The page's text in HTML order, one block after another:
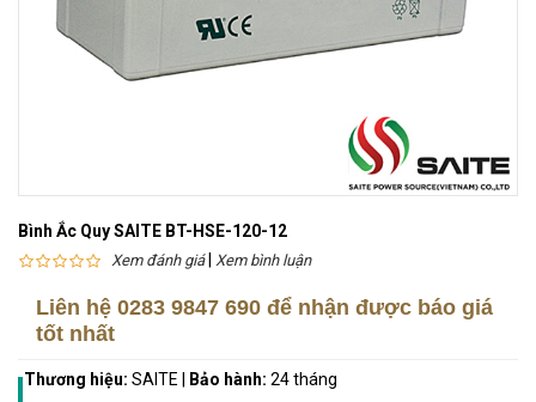
Bình Ắc Quy SAITE BT-HSE-120-12
Xem đánh giá| Xem bình luận
Liên hệ 0283 9847 690 để nhận được báo giá
tốt nhất
Thương hiệu: SAITE Bảo hành: 24 tháng